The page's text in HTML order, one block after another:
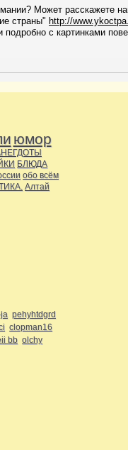
Может расскажете
страны" http://
с картинками
юмор
БЛЮДА
обо всём
Алтай
pehyhtdgrd
clopman16
bb olchy